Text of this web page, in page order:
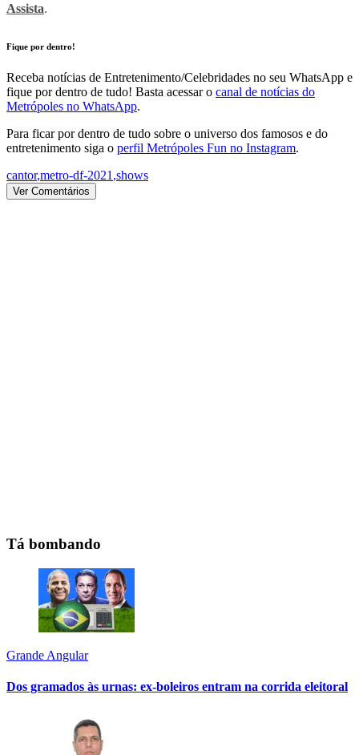
Assista.
Fique por dentro!
Receba notícias de Entretenimento/Celebridades no seu WhatsApp e
fique por dentro de tudo! Basta acessar o canal de notícias do
Metrópoles no WhatsApp.
Para ficar por dentro de tudo sobre o universo dos famosos e do
entretenimento siga o perfil Metrópoles Fun no Instagram.
cantor,metro-df-2021,shows
Ver Comentários
Tá bombando
Grande Angular
Dos gramados às urnas: ex-boleiros entram na corrida eleitoral